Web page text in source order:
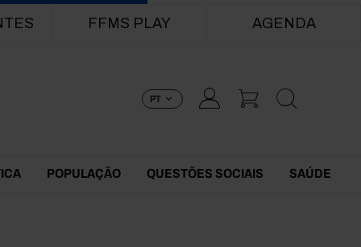
FFMS PLAY AGENDA
PT
POPULAÇÃO QUESTÕES SOCIAIS SAÚDE